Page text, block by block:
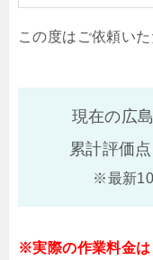
この度はご依頼い
現在の広
累計評価
※最新
※実際の作業料金は